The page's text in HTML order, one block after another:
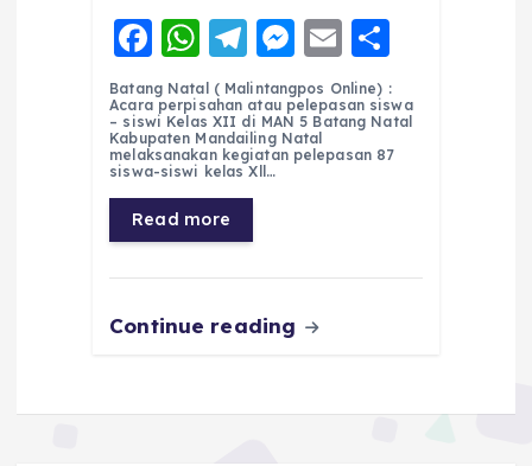
F
a
c
e
b
o
o
W
h
a
ts
A
p
p
T
el
e
g
r
m
M
e
ss
e
er
E
m
ai
l
h
a
re
Batang Natal ( Malintangpos Online) :
Acara perpisahan atau pelepasan siswa
– siswi Kelas XII di MAN 5 Batang Natal
Kabupaten Mandailing Natal
melaksanakan kegiatan pelepasan 87
siswa-siswi kelas Xll…
Read more
Continue reading